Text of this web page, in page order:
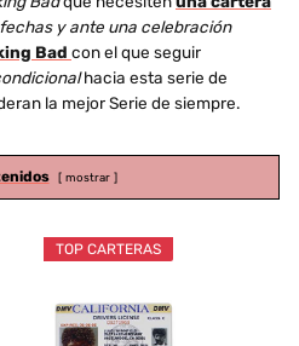
y ante una celebración
Bad con el que seguir
hacia esta serie de
la mejor Serie de siempre.
mostrar
TOP CARTERAS